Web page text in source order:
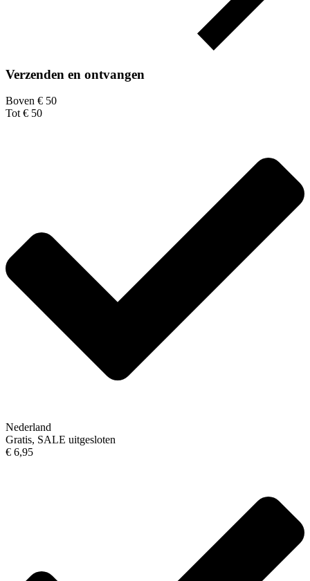
Verzenden en ontvangen
Boven € 50
Tot € 50
Nederland
Gratis, SALE uitgesloten
€ 6,95